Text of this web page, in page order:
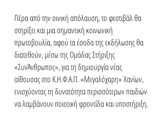
Πέρα από την οινική απόλαυση, το φεστιβάλ θα
στηρίξει και μια σημαντική κοινωνική
πρωτοβουλία, αφού τα έσοδα της εκδήλωσης θα
διατεθούν, μέσω της Ομάδας Στήριξης
«ΣυνΆνθρωπος», για τη δημιουργία νέας
αίθουσας στο Κ.Η.Φ.Α.Π. «Μεγαλόχαρη» Χανίων,
ενισχύοντας τη δυνατότητα περισσότερων παιδιών
να λαμβάνουν ποιοτική φροντίδα και υποστήριξη.